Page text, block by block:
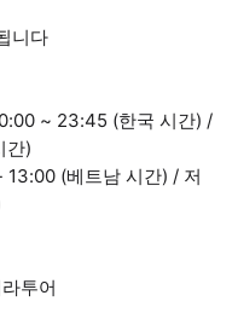
니다
~ 23:45 (한국 시간) /
간)
(베트남 시간) / 저
투어